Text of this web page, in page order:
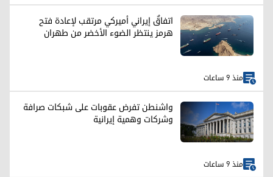
اتفاقٌ إيراني أميركي مرتقب لإعادة فتح
هرمز ينتظر الضوء الأخضر من طهران
منذ 9 ساعات
واشنطن تفرض عقوبات على شبكات صرافة
وشركات وهمية إيرانية
منذ 9 ساعات